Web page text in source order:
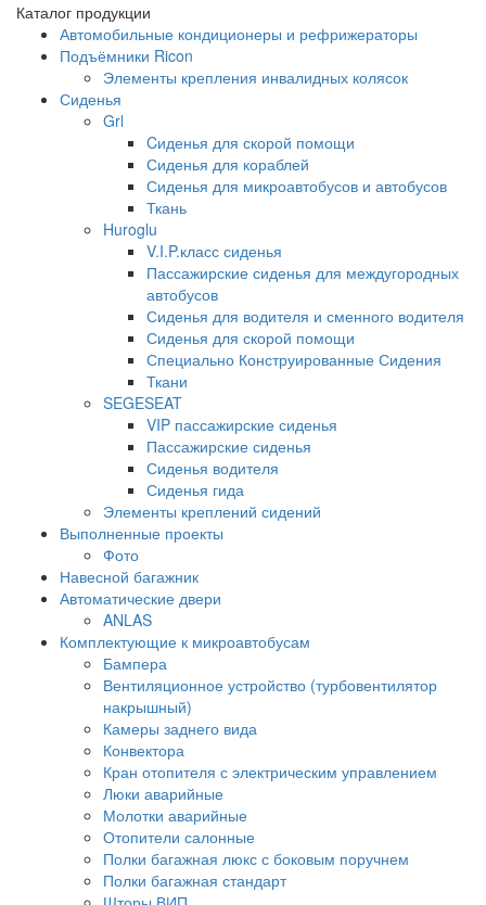
Каталог продукции
Автомобильные кондиционеры и рефрижераторы
Подъёмники Ricon
Элементы крепления инвалидных колясок
Сиденья
Grl
Cиденья для скорой помощи
Сиденья для кораблей
Сиденья для микроавтобусов и автобусов
Ткань
Huroglu
V.I.P.класс сиденья
Пассажирские сиденья для междугородных
автобусов
Сиденья для водителя и сменного водителя
Сиденья для скорой помощи
Специально Конструированные Сидения
Ткани
SEGESEAT
VIP пассажирские сиденья
Пассажирские сиденья
Сиденья водителя
Сиденья гида
Элементы креплений сидений
Выполненные проекты
Фото
Навесной багажник
Автоматические двери
ANLAS
Комплектующие к микроавтобусам
Бампера
Вентиляционное устройство (турбовентилятор
накрышный)
Камеры заднего вида
Конвектора
Кран отопителя с электрическим управлением
Люки аварийные
Молотки аварийные
Отопители салонные
Полки багажная люкс с боковым поручнем
Полки багажная стандарт